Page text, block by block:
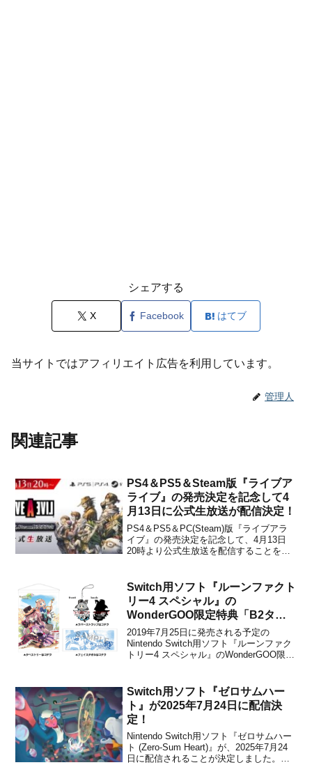
シェアする
X Facebook はてブ
当サイトではアフィリエイト広告を利用しています。
管理人
関連記事
PS4＆PS5＆Steam版『ライブア
ライブ』の発売決定を記念して4
月13日に公式生放送が配信決定！
PS4＆PS5＆PC(Steam)版『ライブアラ
イブ』の発売決定を記念して、4月13日
20時より公式生放送を配信することをス
ーサーである時田貴司氏にくわえ、原曲
を手掛け本作のアレンジ監修も務めた下
村陽子氏を...
Switch用ソフト『ルーンファクト
リー4 スペシャル』の
WonderGOO限定特典「B2タペ
ストリー・ラバーストラップ・フ
ェイスタオル」の絵柄が公開！
2019年7月25日に発売される予定の
Nintendo Switch用ソフト『ルーンファク
トリー4 スペシャル』のWonderGOO限定
ました。下記から特典画像のサンプルを
チェックすることができます。【Wo...
Switch用ソフト『ゼロサムハー
ト』が2025年7月24日に配信決
定！
Nintendo Switch用ソフト『ゼロサムハー
ト (Zero-Sum Heart)』が、2025年7月24
日に配信されることが決定しました。販